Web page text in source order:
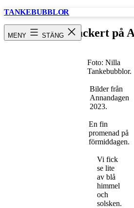
Hoppa
TANKEBUBBLOR
MENY STÄNG
Snö och vackert på
Foto: Nilla
Tankebubblor.
Bilder från
Annandagen
2023.
En fin
promenad på
förmiddagen.
Vi fick
se lite
av blå
himmel
och
solsken.